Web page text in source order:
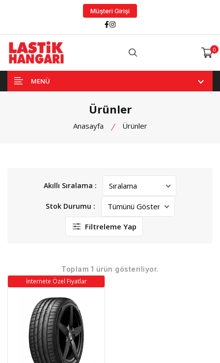
Müşteri Girişi
Facebook
Instagram
0
MENÜ
Ürünler
Anasayfa Ürünler
Akıllı Sıralama :
Stok Durumu :
Filtreleme Yap
Toplam 1 ürün gösteriliyor.
İnternete Özel Fiyatlar